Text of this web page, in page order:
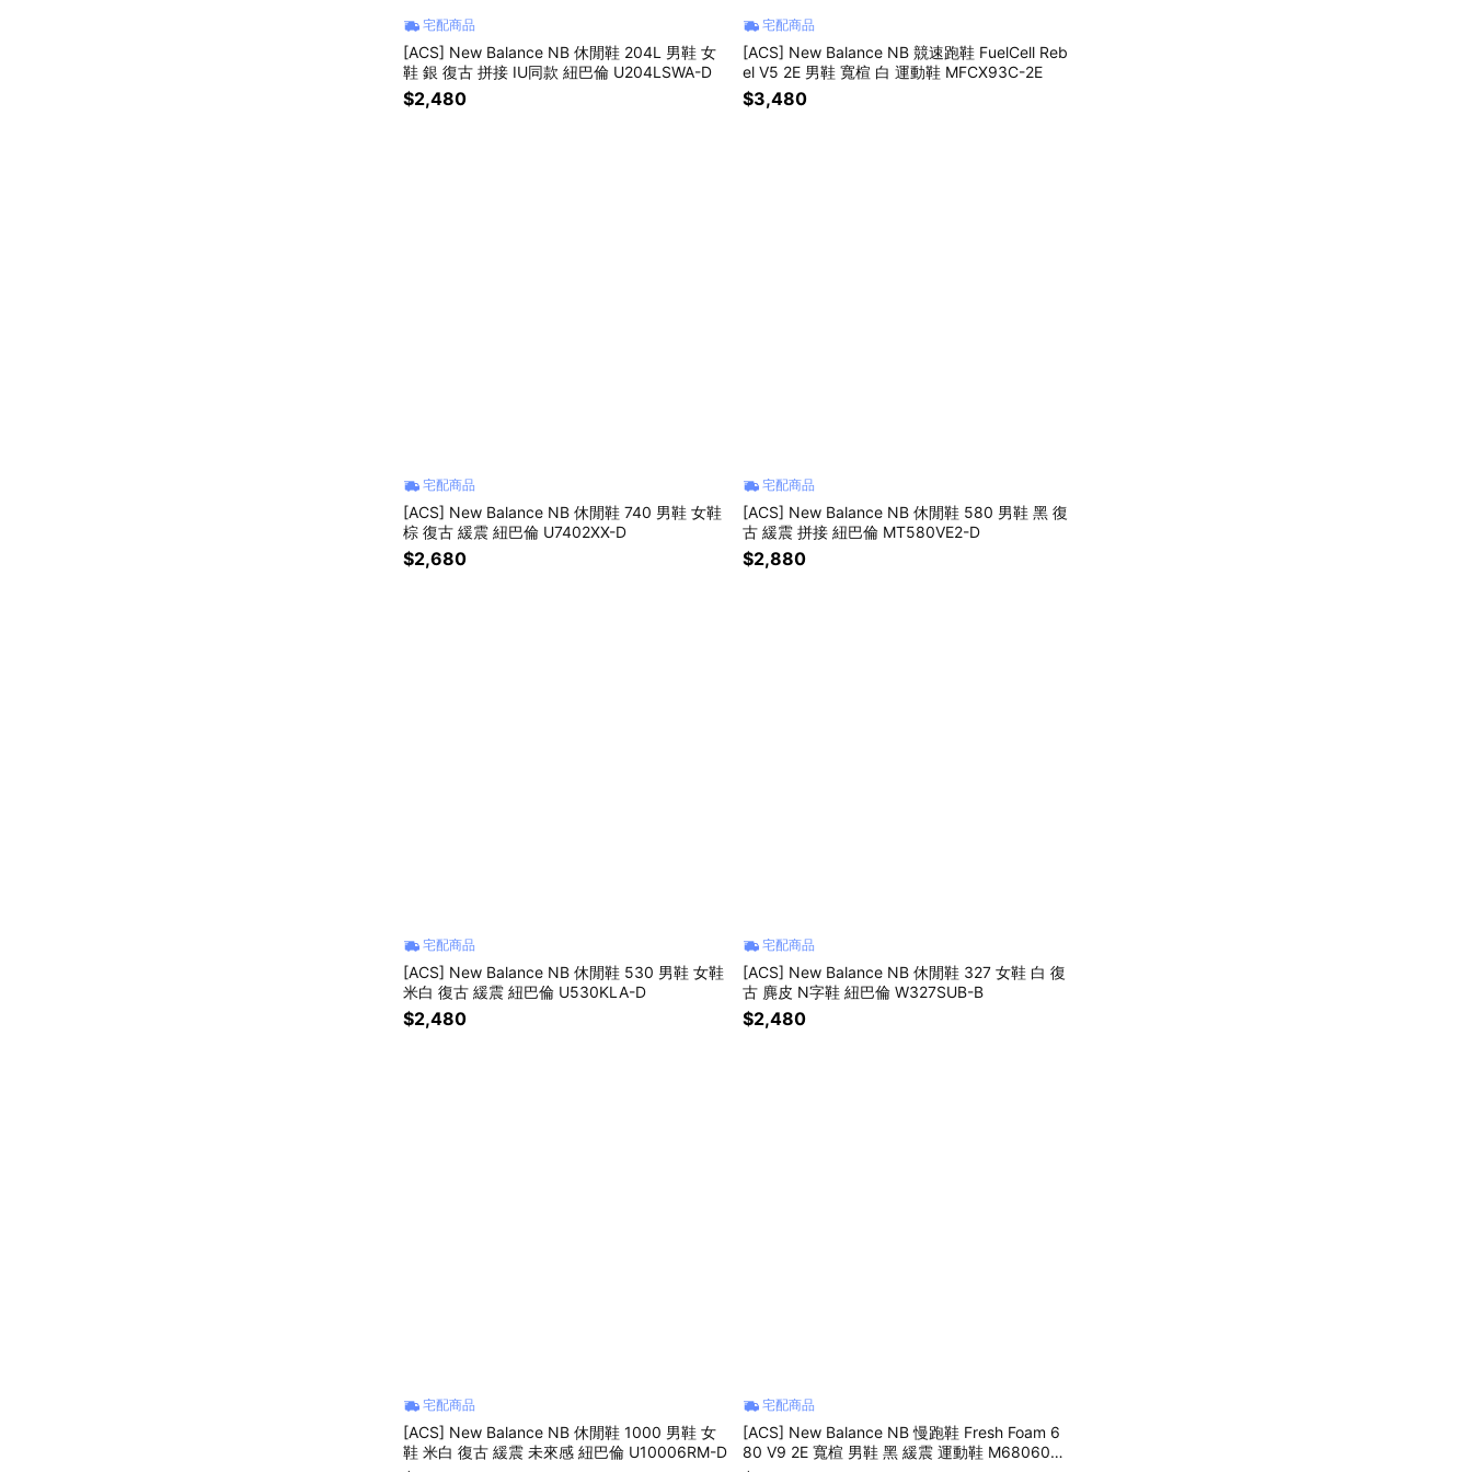
宅配商品
[ACS] New Balance NB 休閒鞋 204L 男鞋 女
鞋 銀 復古 拼接 IU同款 紐巴倫 U204LSWA-D
$2,480
宅配商品
[ACS] New Balance NB 競速跑鞋 FuelCell Reb
el V5 2E 男鞋 寬楦 白 運動鞋 MFCX93C-2E
$3,480
宅配商品
[ACS] New Balance NB 休閒鞋 740 男鞋 女鞋
棕 復古 緩震 紐巴倫 U7402XX-D
$2,680
宅配商品
[ACS] New Balance NB 休閒鞋 580 男鞋 黑 復
古 緩震 拼接 紐巴倫 MT580VE2-D
$2,880
宅配商品
[ACS] New Balance NB 休閒鞋 530 男鞋 女鞋
米白 復古 緩震 紐巴倫 U530KLA-D
$2,480
宅配商品
[ACS] New Balance NB 休閒鞋 327 女鞋 白 復
古 麂皮 N字鞋 紐巴倫 W327SUB-B
$2,480
宅配商品
[ACS] New Balance NB 休閒鞋 1000 男鞋 女
鞋 米白 復古 緩震 未來感 紐巴倫 U10006RM-D
宅配商品
[ACS] New Balance NB 慢跑鞋 Fresh Foam 6
80 V9 2E 寬楦 男鞋 黑 緩震 運動鞋 M680603-